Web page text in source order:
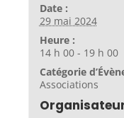
Date :
29 mai 2024
Heure :
14 h 00 - 19 h 00
Catégorie
Associations